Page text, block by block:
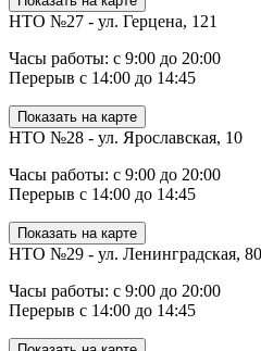
НТО №27 - ул. Герцена, 121
Часы работы: с 9:00 до 20:00
Перерыв с 14:00 до 14:45
Показать на карте
НТО №28 - ул. Ярославская, 10
Часы работы: с 9:00 до 20:00
Перерыв с 14:00 до 14:45
Показать на карте
НТО №29 - ул. Ленинградская, 80
Часы работы: с 9:00 до 20:00
Перерыв с 14:00 до 14:45